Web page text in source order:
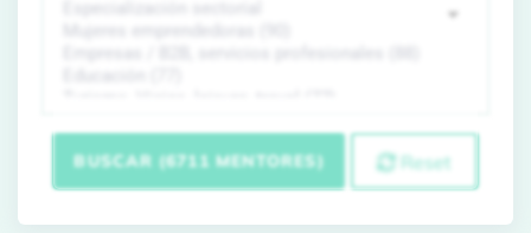
BUSCAR (6711 MENTORES) Reset